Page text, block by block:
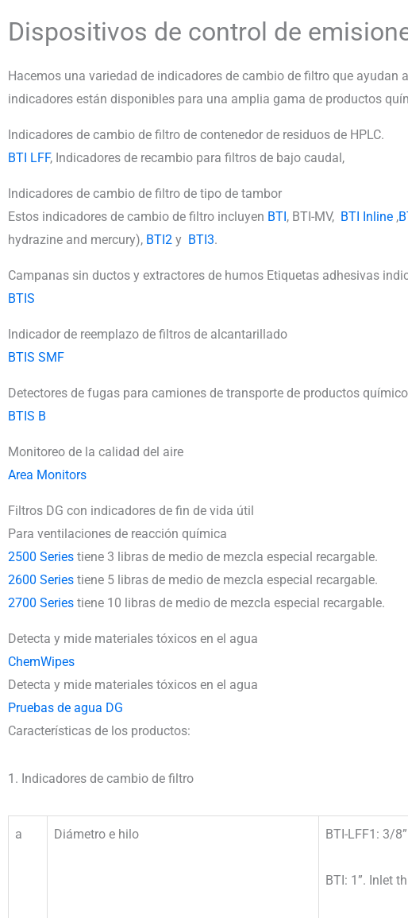
Dispositivos de control de
Hacemos una variedad de indicadores de cambio de filtro que
indicadores están disponibles para una amplia gama de productos
Indicadores de cambio de filtro de contenedor de residuos de HPLC.
BTI LFF, Indicadores de recambio para filtros de bajo caudal,
Indicadores de cambio de filtro de tipo de tambor
Estos indicadores de cambio de filtro incluyen BTI, BTI-MV, BTI Inline ,
hydrazine and mercury), BTI2 y BTI3.
Campanas sin ductos y extractores de humos Etiquetas adhesivas
BTIS
Indicador de reemplazo de filtros de alcantarillado
BTIS SMF
Detectores de fugas para camiones de transporte de productos
BTIS B
Monitoreo de la calidad del aire
Area Monitors
Filtros DG con indicadores de fin de vida útil
Para ventilaciones de reacción química
2500 Series tiene 3 libras de medio de mezcla especial recargable.
2600 Series tiene 5 libras de medio de mezcla especial recargable.
2700 Series tiene 10 libras de medio de mezcla especial recargable.
Detecta y mide materiales tóxicos en el agua
ChemWipes
Detecta y mide materiales tóxicos en el agua
Pruebas de agua DG
Características de los productos:
1. Indicadores de cambio de filtro
a Diámetro e hilo BTI-LFF1: 3/
BTI: 1”. Inlet